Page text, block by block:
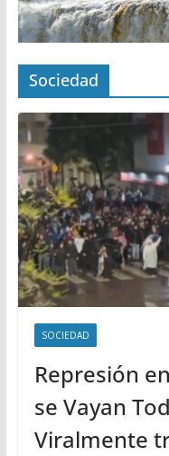
Sociedad
SOCIEDAD
Represión
se Vayan
Viralmente